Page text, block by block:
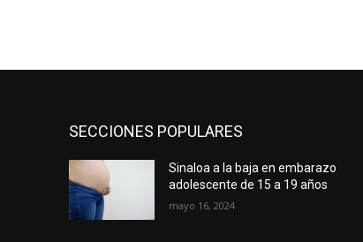
SECCIONES POPULARES
Sinaloa a la baja en embarazo
adolescente de 15 a 19 años
mayo 16, 2024